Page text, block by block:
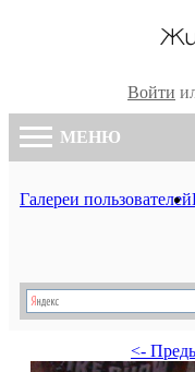
Войти
МЕНЮ
Галереи пользователей
<-